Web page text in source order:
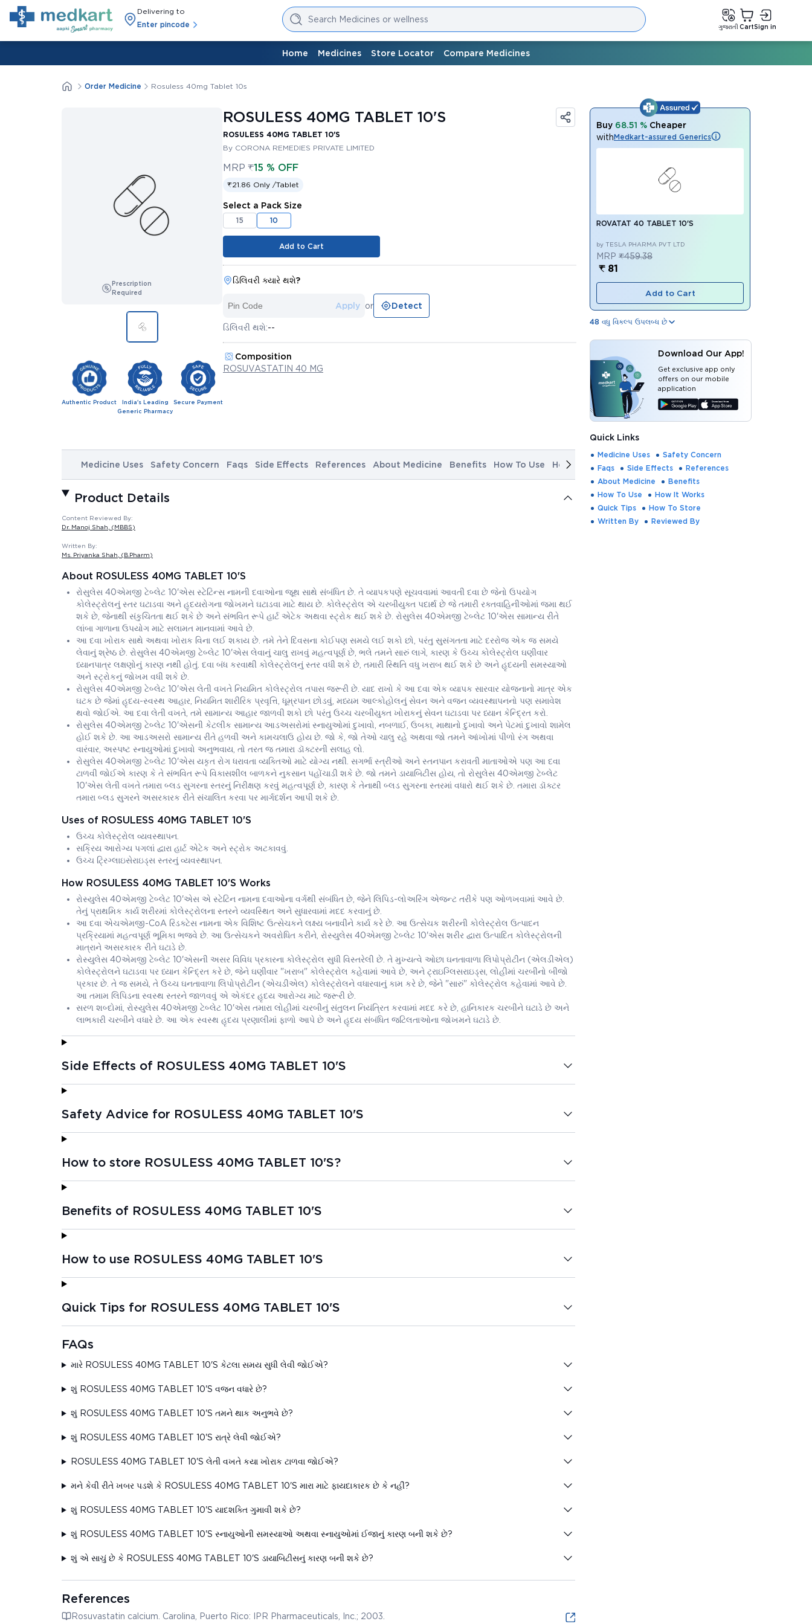
Delivering to
Enter pincode
Search Medicines or wellness
ગુજરાતી CartSign in
Home Medicines Store Locator Compare Medicines
Order Medicine Rosuless 40mg Tablet 10s
Prescription
Required
Authentic Product
India's Leading
Generic Pharmacy
Secure Payment
ROSULESS 40MG TABLET 10'S
ROSULESS 40MG TABLET 10'S
By CORONA REMEDIES PRIVATE LIMITED
MRP ₹15 % OFF
₹21.86 Only /Tablet
Select a Pack Size
15 10
Add to Cart
ડિલિવરી ક્યારે થશે?
Apply or Detect
ડિલિવરી થશે:--
Composition
ROSUVASTATIN 40 MG
Medicine Uses Safety Concern Faqs Side Effects References About Medicine Benefits How To Use How It Works Quick Tips How To Store
Product Details
Content Reviewed By:
Dr. Manoj Shah, (MBBS)
Written By:
Ms. Priyanka Shah, (B.Pharm)
About ROSULESS 40MG TABLET 10'S
રોસુલેસ 40એમજી ટેબ્લેટ 10'એસ સ્ટેટિન્સ નામની દવાઓના જૂથ સાથે સંબંધિત છે. તે વ્યાપકપણે સૂચવવામાં આવતી દવા છે જેનો ઉપયોગ
કોલેસ્ટ્રોલનું સ્તર ઘટાડવા અને હૃદયરોગના જોખમને ઘટાડવા માટે થાય છે. કોલેસ્ટ્રોલ એ ચરબીયુક્ત પદાર્થ છે જે તમારી રક્તવાહિનીઓમાં જમા થઈ
શકે છે, જેનાથી સંકુચિતતા થઈ શકે છે અને સંભવિત રૂપે હાર્ટ એટેક અથવા સ્ટ્રોક થઈ શકે છે. રોસુલેસ 40એમજી ટેબ્લેટ 10'એસ સામાન્ય રીતે
લાંબા ગાળાના ઉપયોગ માટે સલામત માનવામાં આવે છે.
આ દવા ખોરાક સાથે અથવા ખોરાક વિના લઈ શકાય છે. તમે તેને દિવસના કોઈપણ સમયે લઈ શકો છો, પરંતુ સુસંગતતા માટે દરરોજ એક જ સમયે
લેવાનું શ્રેષ્ઠ છે. રોસુલેસ 40એમજી ટેબ્લેટ 10'એસ લેવાનું ચાલુ રાખવું મહત્વપૂર્ણ છે, ભલે તમને સારું લાગે, કારણ કે ઉચ્ચ કોલેસ્ટ્રોલ ઘણીવાર
ધ્યાનપાત્ર લક્ષણોનું કારણ નથી હોતું. દવા બંધ કરવાથી કોલેસ્ટ્રોલનું સ્તર વધી શકે છે, તમારી સ્થિતિ વધુ ખરાબ થઈ શકે છે અને હૃદયની સમસ્યાઓ
અને સ્ટ્રોકનું જોખમ વધી શકે છે.
રોસુલેસ 40એમજી ટેબ્લેટ 10'એસ લેતી વખતે નિયમિત કોલેસ્ટ્રોલ તપાસ જરૂરી છે. યાદ રાખો કે આ દવા એક વ્યાપક સારવાર યોજનાનો માત્ર એક
ઘટક છે જેમાં હૃદય-સ્વસ્થ આહાર, નિયમિત શારીરિક પ્રવૃત્તિ, ધૂમ્રપાન છોડવું, મધ્યમ આલ્કોહોલનું સેવન અને વજન વ્યવસ્થાપનનો પણ સમાવેશ
થવો જોઈએ. આ દવા લેતી વખતે, તમે સામાન્ય આહાર જાળવી શકો છો પરંતુ ઉચ્ચ ચરબીયુક્ત ખોરાકનું સેવન ઘટાડવા પર ધ્યાન કેન્દ્રિત કરો.
રોસુલેસ 40એમજી ટેબ્લેટ 10'એસની કેટલીક સામાન્ય આડઅસરોમાં સ્નાયુઓમાં દુખાવો, નબળાઈ, ઉબકા, માથાનો દુખાવો અને પેટમાં દુખાવો શામેલ
હોઈ શકે છે. આ આડઅસરો સામાન્ય રીતે હળવી અને કામચલાઉ હોય છે. જો કે, જો તેઓ ચાલુ રહે અથવા જો તમને આંખોમાં પીળો રંગ અથવા
વારંવાર, અસ્પષ્ટ સ્નાયુઓમાં દુખાવો અનુભવાય, તો તરત જ તમારા ડૉક્ટરની સલાહ લો.
રોસુલેસ 40એમજી ટેબ્લેટ 10'એસ યકૃત રોગ ધરાવતા વ્યક્તિઓ માટે યોગ્ય નથી. સગર્ભા સ્ત્રીઓ અને સ્તનપાન કરાવતી માતાઓએ પણ આ દવા
ટાળવી જોઈએ કારણ કે તે સંભવિત રૂપે વિકાસશીલ બાળકને નુકસાન પહોંચાડી શકે છે. જો તમને ડાયાબિટીસ હોય, તો રોસુલેસ 40એમજી ટેબ્લેટ
10'એસ લેતી વખતે તમારા બ્લડ સુગરના સ્તરનું નિરીક્ષણ કરવું મહત્વપૂર્ણ છે, કારણ કે તેનાથી બ્લડ સુગરના સ્તરમાં વધારો થઈ શકે છે. તમારા ડૉક્ટર
તમારા બ્લડ સુગરને અસરકારક રીતે સંચાલિત કરવા પર માર્ગદર્શન આપી શકે છે.
Uses of ROSULESS 40MG TABLET 10'S
ઉચ્ચ કોલેસ્ટ્રોલ વ્યવસ્થાપન.
સક્રિય આરોગ્ય પગલાં દ્વારા હાર્ટ એટેક અને સ્ટ્રોક અટકાવવું.
ઉચ્ચ ટ્રિગ્લાઇસેરાઇડ્સ સ્તરનું વ્યવસ્થાપન.
How ROSULESS 40MG TABLET 10'S Works
રોસ્યુલેસ 40એમજી ટેબ્લેટ 10'એસ એ સ્ટેટિન નામના દવાઓના વર્ગથી સંબંધિત છે, જેને લિપિડ-લોઅરિંગ એજન્ટ તરીકે પણ ઓળખવામાં આવે છે.
તેનું પ્રાથમિક કાર્ય શરીરમાં કોલેસ્ટ્રોલના સ્તરને વ્યવસ્થિત અને સુધારવામાં મદદ કરવાનું છે.
આ દવા એચએમજી-CoA રિડક્ટેસ નામના એક વિશિષ્ટ ઉત્સેચકને લક્ષ્ય બનાવીને કાર્ય કરે છે. આ ઉત્સેચક શરીરની કોલેસ્ટ્રોલ ઉત્પાદન
પ્રક્રિયામાં મહત્વપૂર્ણ ભૂમિકા ભજવે છે. આ ઉત્સેચકને અવરોધિત કરીને, રોસ્યુલેસ 40એમજી ટેબ્લેટ 10'એસ શરીર દ્વારા ઉત્પાદિત કોલેસ્ટ્રોલની
માત્રાને અસરકારક રીતે ઘટાડે છે.
રોસ્યુલેસ 40એમજી ટેબ્લેટ 10'એસની અસર વિવિધ પ્રકારના કોલેસ્ટ્રોલ સુધી વિસ્તરેલી છે. તે મુખ્યત્વે ઓછા ઘનતાવાળા લિપોપ્રોટીન (એલડીએલ)
કોલેસ્ટ્રોલને ઘટાડવા પર ધ્યાન કેન્દ્રિત કરે છે, જેને ઘણીવાર "ખરાબ" કોલેસ્ટ્રોલ કહેવામાં આવે છે, અને ટ્રાઇગ્લિસરાઇડ્સ, લોહીમાં ચરબીનો બીજો
પ્રકાર છે. તે જ સમયે, તે ઉચ્ચ ઘનતાવાળા લિપોપ્રોટીન (એચડીએલ) કોલેસ્ટ્રોલને વધારવાનું કામ કરે છે, જેને "સારું" કોલેસ્ટ્રોલ કહેવામાં આવે છે.
આ તમામ લિપિડના સ્વસ્થ સ્તરને જાળવવું એ એકંદર હૃદય આરોગ્ય માટે જરૂરી છે.
સરળ શબ્દોમાં, રોસ્યુલેસ 40એમજી ટેબ્લેટ 10'એસ તમારા લોહીમાં ચરબીનું સંતુલન નિયંત્રિત કરવામાં મદદ કરે છે, હાનિકારક ચરબીને ઘટાડે છે અને
લાભકારી ચરબીને વધારે છે. આ એક સ્વસ્થ હૃદય પ્રણાલીમાં ફાળો આપે છે અને હૃદય સંબંધિત જટિલતાઓના જોખમને ઘટાડે છે.
Side Effects of ROSULESS 40MG TABLET 10'S
Safety Advice for ROSULESS 40MG TABLET 10'S
How to store ROSULESS 40MG TABLET 10'S?
Benefits of ROSULESS 40MG TABLET 10'S
How to use ROSULESS 40MG TABLET 10'S
Quick Tips for ROSULESS 40MG TABLET 10'S
FAQs
મારે ROSULESS 40MG TABLET 10'S કેટલા સમય સુધી લેવી જોઈએ?
શું ROSULESS 40MG TABLET 10'S વજન વધારે છે?
શું ROSULESS 40MG TABLET 10'S તમને થાક અનુભવે છે?
શું ROSULESS 40MG TABLET 10'S રાત્રે લેવી જોઈએ?
ROSULESS 40MG TABLET 10'S લેતી વખતે કયા ખોરાક ટાળવા જોઈએ?
મને કેવી રીતે ખબર પડશે કે ROSULESS 40MG TABLET 10'S મારા માટે ફાયદાકારક છે કે નહીં?
શું ROSULESS 40MG TABLET 10'S યાદશક્તિ ગુમાવી શકે છે?
શું ROSULESS 40MG TABLET 10'S સ્નાયુઓની સમસ્યાઓ અથવા સ્નાયુઓમાં ઈજાનું કારણ બની શકે છે?
શું એ સાચું છે કે ROSULESS 40MG TABLET 10'S ડાયાબિટીસનું કારણ બની શકે છે?
References
Rosuvastatin calcium. Carolina, Puerto Rico: IPR Pharmaceuticals, Inc.; 2003.
Buy 68.51 % Cheaper
withMedkart-assured Generics
ROVATAT 40 TABLET 10'S
by TESLA PHARMA PVT LTD
MRP ₹459.38
₹ 81
Add to Cart
48 વધુ વિકલ્પ ઉપલબ્ધ છે
Download Our App!
Get exclusive app only
offers on our mobile
application
Quick Links
Medicine Uses
Safety Concern
Faqs
Side Effects
References
About Medicine
Benefits
How To Use
How It Works
Quick Tips
How To Store
Written By
Reviewed By